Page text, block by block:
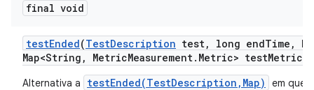
final void
testEnded(TestDescription test, long endTime ,
Map<String , MetricMeasurement. Metric> testMetrics)
Alternativa a testEnded(TestDescription,Map)
em que